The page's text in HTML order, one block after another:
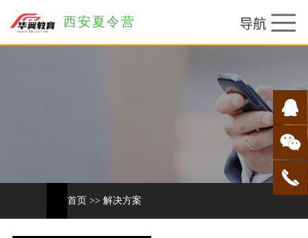
西安夏令营
首页 >> 解决方案